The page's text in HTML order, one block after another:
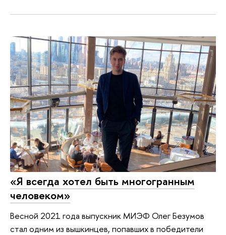
«Я всегда хотел быть многогранным
человеком»
Весной 2021 года выпускник МИЭФ Олег Безумов
стал одним из вышкинцев, попавших в победители